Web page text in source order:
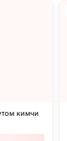
кимчи